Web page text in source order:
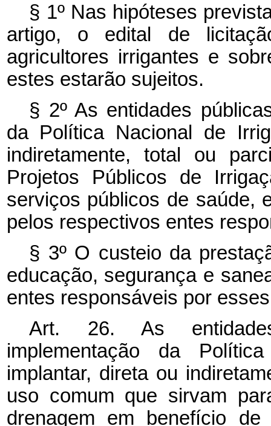
§ 1º Nas hipóteses
artigo, o edital de
agricultores irrigantes e
estes estarão sujeitos.
§ 2º As entidades
da Política Nacional de
indiretamente, total ou
Projetos Públicos de
serviços públicos de saúde,
pelos respectivos entes
§ 3º O custeio da
educação, segurança e
entes responsáveis por
Art. 26. As
implementação da
implantar, direta ou
uso comum que sirvam
drenagem em benefício